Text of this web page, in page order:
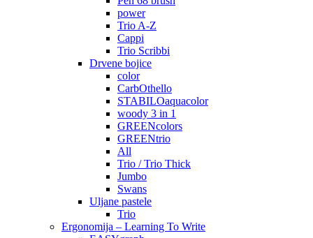
power
Trio A-Z
Cappi
Trio Scribbi
Drvene bojice
color
CarbOthello
STABILOaquacolor
woody 3 in 1
GREENcolors
GREENtrio
All
Trio / Trio Thick
Jumbo
Swans
Uljane pastele
Trio
Ergonomija – Learning To Write